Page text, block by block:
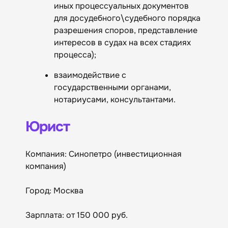
иных процессуальных документов
для досудебного\судебного порядка
разрешения споров, представление
интересов в судах на всех стадиях
процесса);
взаимодействие с
государственными органами,
нотариусами, консультантами.
Юрист
Компания: Синопетро (инвестиционная
компания)
Город: Москва
Зарплата: от 150 000 руб.